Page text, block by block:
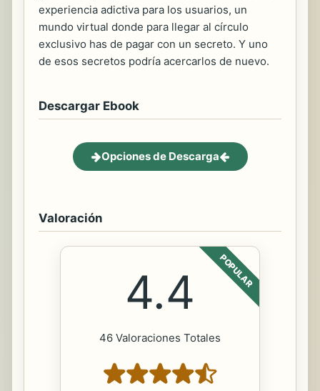
experiencia adictiva para los usuarios, un
mundo virtual donde para llegar al círculo
exclusivo has de pagar con un secreto. Y uno
de esos secretos podría acercarlos de nuevo.
Descargar Ebook
Opciones de Descarga
Valoración
POPULAR
4.4
46 Valoraciones Totales